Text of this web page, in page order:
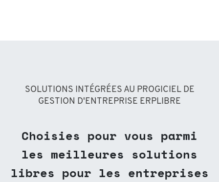
SOLUTIONS INTÉGRÉES AU PROGICIEL DE
GESTION D'ENTREPRISE ERPLIBRE
Choisies pour vous parmi
les meilleures solutions
libres pour les entreprises